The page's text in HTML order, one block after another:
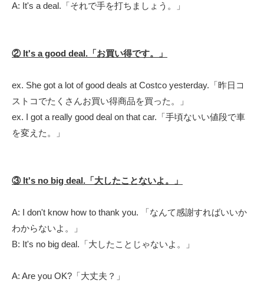
A: It's a deal.「それで手を打ちましょう。」
② It's a good deal.「お買い得です。」
ex. She got a lot of good deals at Costco yesterday.「昨日コ
ストコでたくさんお買い得商品を買った。」
ex. I got a really good deal on that car.「手頃ないい値段で車
を変えた。」
③ It's no big deal.「大したことないよ。」
A: I don't know how to thank you. 「なんて感謝すればいいか
わからないよ。」
B: It's no big deal.「大したことじゃないよ。」
A: Are you OK?「大丈夫？」